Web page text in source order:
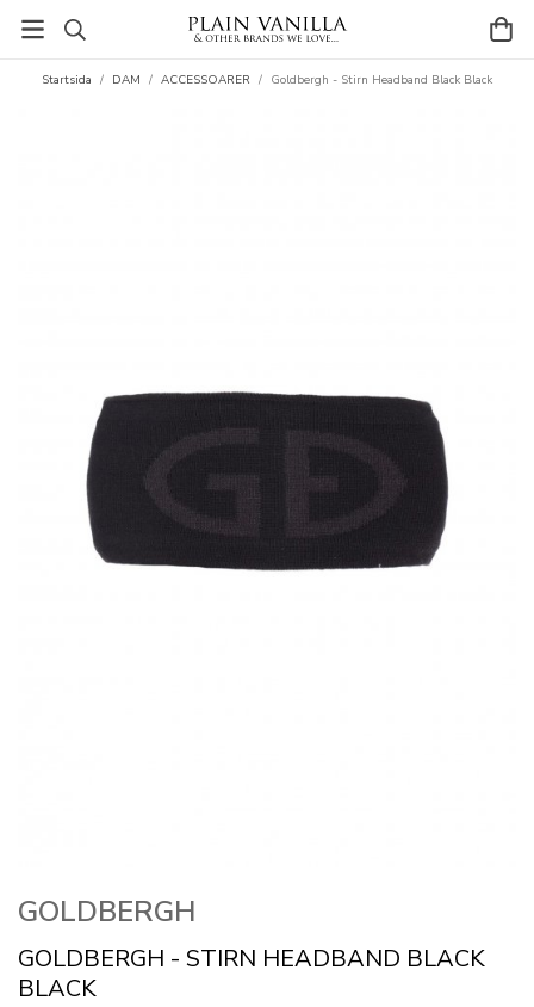
Startsida / DAM / ACCESSOARER / Goldbergh - Stirn Headband Black Black
GOLDBERGH
GOLDBERGH - STIRN HEADBAND BLACK
BLACK